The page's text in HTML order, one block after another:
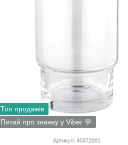
Топ продажів
Питай про знижку у Viber 💬
Артикул: 40372001